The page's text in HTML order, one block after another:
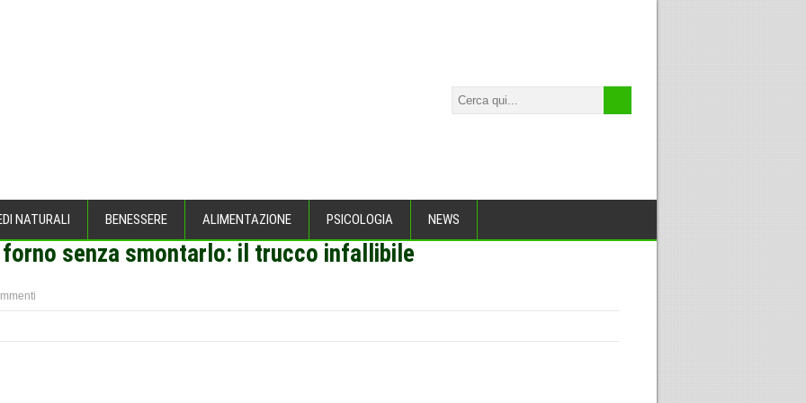
NATURALI BENESSERE ALIMENTAZIONE PSICOLOGIA NEWS
senza smontarlo: il trucco infallibile